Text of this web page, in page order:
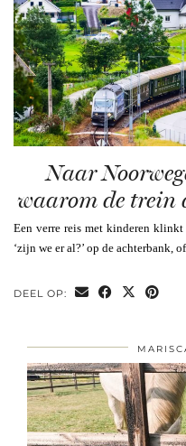
Naar
waarom de trein
Een verre reis met kinderen
‘zijn we er al?’ op de achterbank,
DEEL OP: